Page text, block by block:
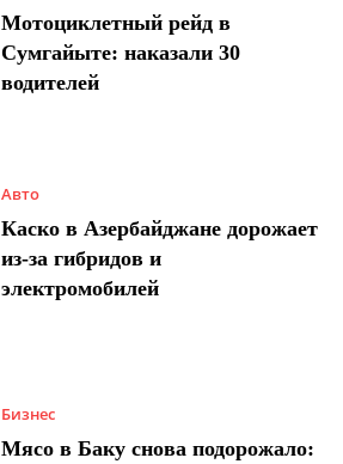
Мотоциклетный рейд в
Сумгайыте: наказали 30
водителей
Авто
Каско в Азербайджане дорожает
из-за гибридов и
электромобилей
Бизнес
Мясо в Баку снова подорожало: